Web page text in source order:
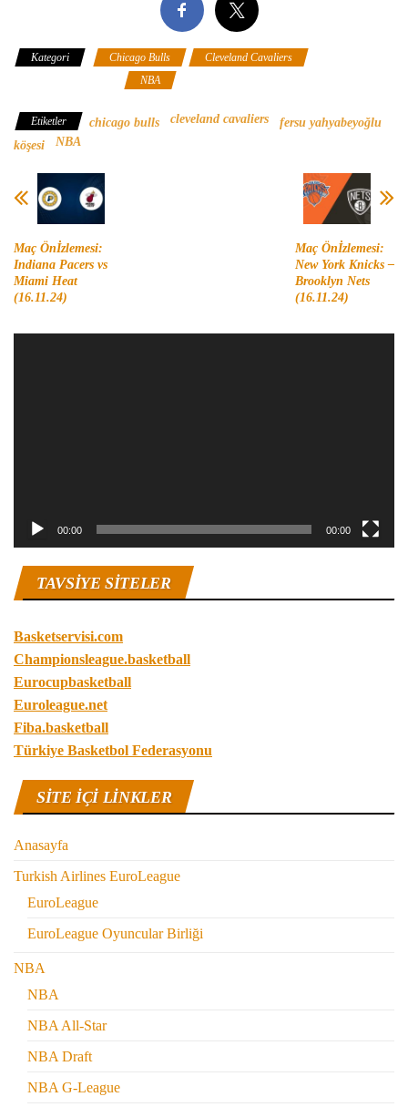
Kategori Chicago Bulls Cleveland Cavaliers
NBA
Etiketler chicago bulls cleveland cavaliers
fersu yahyabeyoğlu
köşesi
NBA
Maç Önİzlemesi:
Indiana Pacers vs
Miami Heat
(16.11.24)
Maç Önİzlemesi:
New York Knicks –
Brooklyn Nets
(16.11.24)
00:00 00:00
TAVSIYE SITELER
Basketservisi.com
Championsleague.basketball
Eurocupbasketball
Euroleague.net
Fiba.basketball
Türkiye Basketbol Federasyonu
SITE IÇI LINKLER
Anasayfa
Turkish Airlines EuroLeague
EuroLeague
EuroLeague Oyuncular Birliği
NBA
NBA
NBA All-Star
NBA Draft
NBA G-League